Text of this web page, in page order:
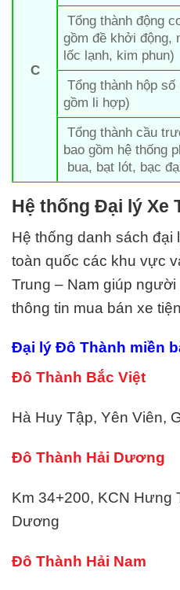
C
Tổng thành động
gồm đề khởi động,
lốc lạnh, kim phun)
Tổng thành hộp số
gồm li hợp)
Tổng thành cầu
bao gồm hệ thống
bua, bạt lót, bạc
Hệ thống Đại lý Xe
Hệ thống danh sách đại
toàn quốc các khu vực
Trung – Nam giúp
thông tin mua bán xe
Đại lý Đô Thành miền
Đô Thành Bắc Việt
Hà Huy Tập, Yên Viên,
Đô Thành Hải Dương
Km 34+200, KCN Hưng
Dương
Đô Thành Hải Nam